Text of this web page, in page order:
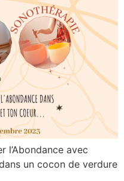
l’Abondance avec
un cocon de verdure